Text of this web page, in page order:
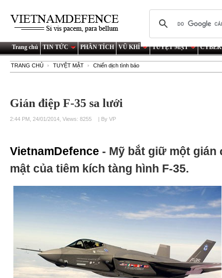
Trang chủ TIN TỨC PHÂN TÍCH VŨ KHÍ TUYỆT MẬT
TRANG CHỦ TUYỆT MẬT Chiến dịch tình báo
Gián điệp F-35 sa lưới
2:44 PM, 24/01/2014, Views: 8255 | By VP
VietnamDefence - Mỹ bắt giữ một gián
mật của tiêm kích tàng hình F-35.